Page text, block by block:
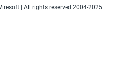
| All rights reserved 2004-2025